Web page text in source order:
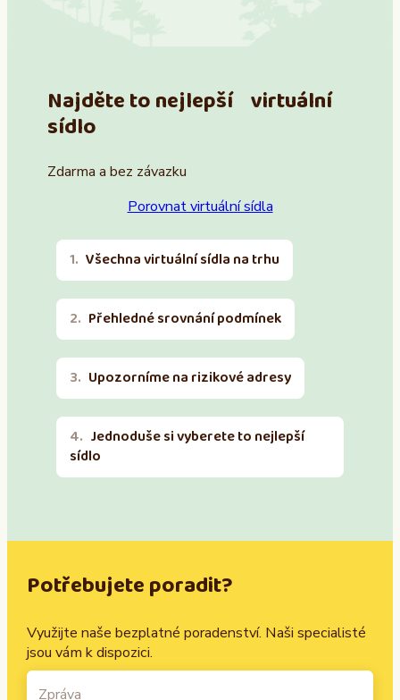
Najděte to nejlepší virtuální
sídlo
Zdarma a bez závazku
Porovnat virtuální sídla
Všechna virtuální sídla na trhu
Přehledné srovnání podmínek
Upozorníme na rizikové adresy
Jednoduše si vyberete to nejlepší
sídlo
Potřebujete poradit?
Využijte naše bezplatné poradenství. Naši specialisté
jsou vám k dispozici.